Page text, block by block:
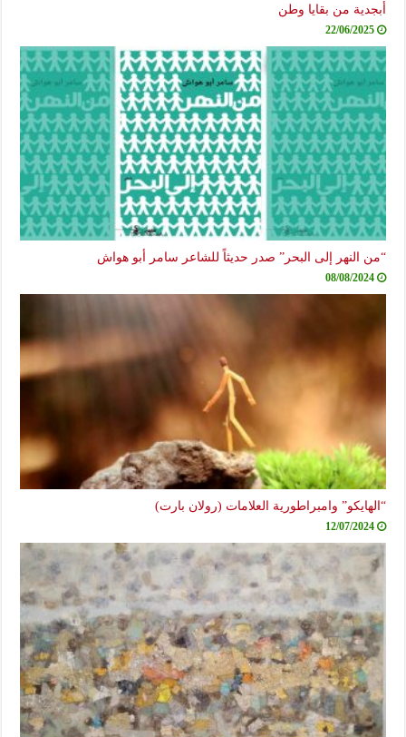
أبجدية من بقايا وطن
22/06/2025
“من النهر إلى البحر” صدر حديثاً للشاعر سامر أبو هواش
08/08/2024
“الهايكو” وامبراطورية العلامات (رولان بارت)
12/07/2024